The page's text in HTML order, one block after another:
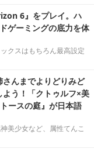
6』をプレイ。ハ
ゲーミングの底力を体
クスはもちろん最高設定
んまでよりどりみど
う！「クトゥルフ×美
ースの庭』が日本語
美少女など、属性てんこ